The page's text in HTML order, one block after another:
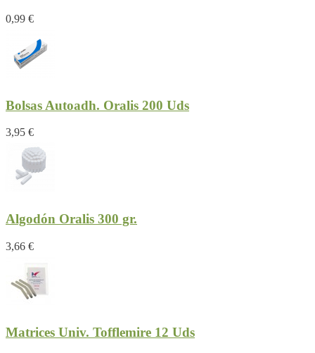
0,99 €
Bolsas Autoadh. Oralis 200 Uds
3,95 €
Algodón Oralis 300 gr.
3,66 €
Matrices Univ. Tofflemire 12 Uds